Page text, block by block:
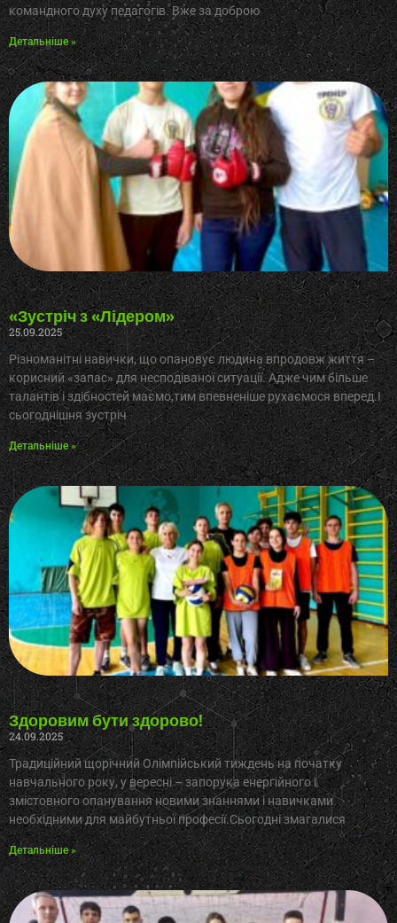
командного духу педагогів. Вже за доброю
Детальніше »
«Зустріч з «Лідером»
25.09.2025
Різноманітні навички, що опановує людина впродовж життя –
корисний «запас» для несподіваної ситуації. Адже чим більше
талантів і здібностей маємо,тим впевненіше рухаємося вперед.І
сьогоднішня зустріч
Детальніше »
Здоровим бути здорово!
24.09.2025
Традиційний щорічний Олімпійський тиждень на початку
навчального року, у вересні – запорука енергійного і
змістовного опанування новими знаннями і навичками
необхідними для майбутньої професії.Сьогодні змагалися
Детальніше »